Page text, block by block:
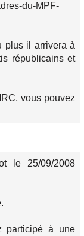
du-MPF-
plus il arrivera à
républicains et
vous pouvez
le 25/09/2008
participé à une